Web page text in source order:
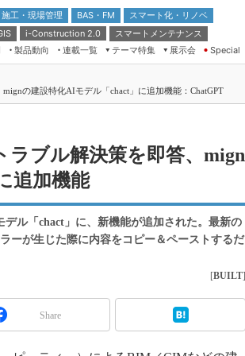
施工・現場管理 BAS・FM
スマート化・リノベ
i-Construction 2.0
スマートメンテナンス
製品動向 連載一覧
テーマ特集
たらす建設業界の“ゲー
時代のスマートビル
モノづくりのミライ
展示会
第8回 国際 建設・測量展
築・土木・不動産の先端技術展－
Japan Drone 2023
メンテナンス・レジリエンスOSAKA
日本 ものづくりワールド 2020
IGAS2018
Special
の建設特化AIモデル「chact」に追加機能：ChatGPT
ラブル解決策を即答、mign
追加機能
ル「chact」に、新機能が追加された。最新の
ーが生じた際に内容をコピー＆ペーストするだ
[BUILT]
Share